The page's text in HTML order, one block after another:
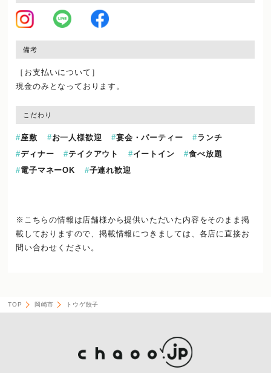
備考
［お支払いについて］
現金のみとなっております。
こだわり
座敷 お一人様歓迎 宴会・パーティー
ランチ
ディナー
テイクアウト イートイン
食べ放題
電子マネーOK
子連れ歓迎
※こちらの情報は店舗様から提供いただいた内容をそのまま掲
載しておりますので、掲載情報につきましては、各店に直接お
問い合わせください。
TOP 岡崎市 トウゲ餃子